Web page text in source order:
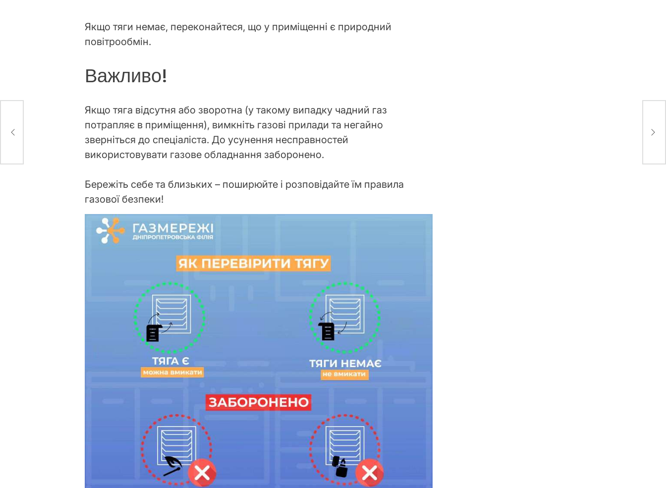
Якщо тяги немає, переконайтеся, що у приміщенні є природний
повітрообмін.
Важливо!
Якщо тяга відсутня або зворотна (у такому випадку чадний газ
потрапляє в приміщення), вимкніть газові прилади та негайно
зверніться до спеціаліста. До усунення несправностей
використовувати газове обладнання заборонено.
Бережіть себе та близьких – поширюйте і розповідайте їм правила
газової безпеки!